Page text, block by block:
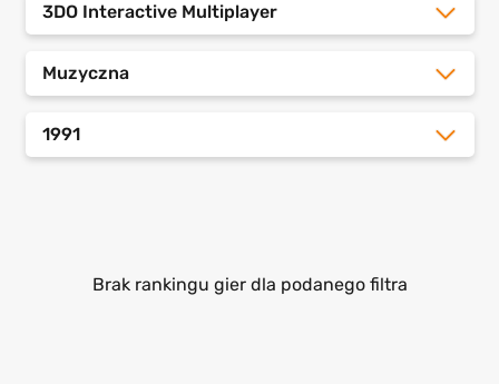
3DO Interactive Multiplayer
Muzyczna
1991
Brak rankingu gier dla podanego filtra